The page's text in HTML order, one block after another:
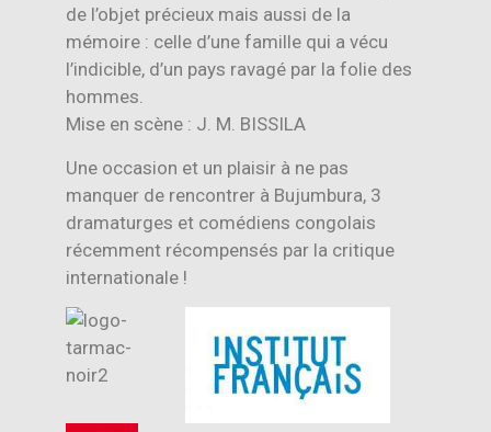
de l’objet précieux mais aussi de la
mémoire : celle d’une famille qui a vécu
l’indicible, d’un pays ravagé par la folie des
hommes.
Mise en scène : J. M. BISSILA
Une occasion et un plaisir à ne pas
manquer de rencontrer à Bujumbura, 3
dramaturges et comédiens congolais
récemment récompensés par la critique
internationale !